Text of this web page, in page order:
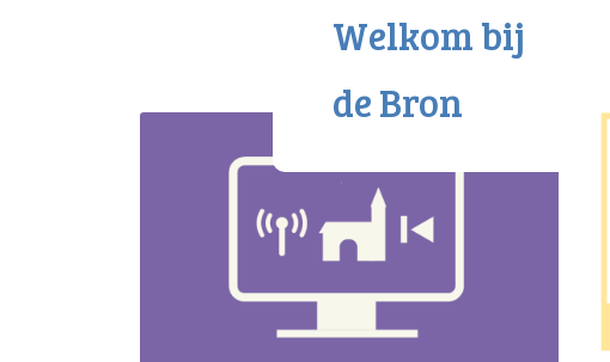
Welkom bij
de Bron